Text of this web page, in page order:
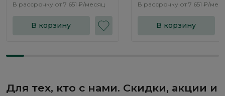
В рассрочку от 7 651 ₽/месяц
В корзину
В рассрочку от 7 651 ₽/
В корзину
Для тех, кто с нами. Скидки, акции и